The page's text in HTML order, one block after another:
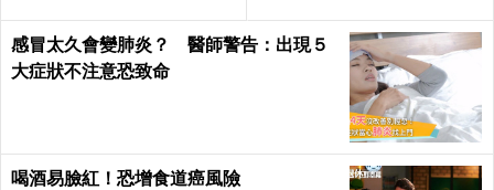
感冒太久會變肺炎？ 醫師警告：出現５
大症狀不注意恐致命
喝酒易臉紅！恐增食道癌風險